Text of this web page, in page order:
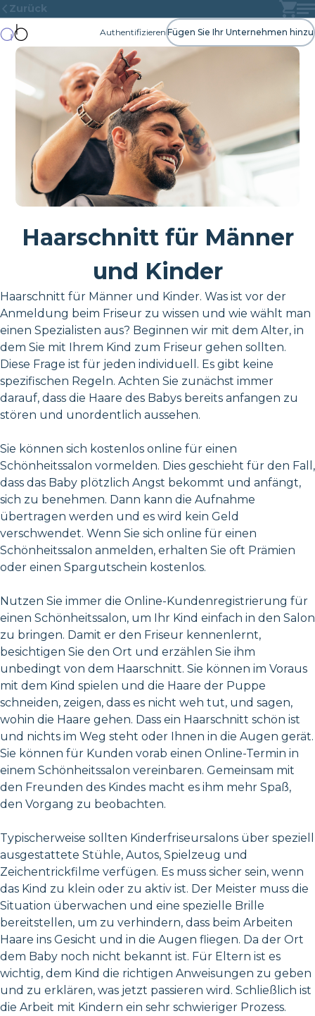
Zurück
Authentifizieren Fügen Sie Ihr Unternehmen hinzu
Haarschnitt für Männer
und Kinder
Haarschnitt für Männer und Kinder. Was ist vor der
Anmeldung beim Friseur zu wissen und wie wählt man
einen Spezialisten aus? Beginnen wir mit dem Alter, in
dem Sie mit Ihrem Kind zum Friseur gehen sollten.
Diese Frage ist für jeden individuell. Es gibt keine
spezifischen Regeln. Achten Sie zunächst immer
darauf, dass die Haare des Babys bereits anfangen zu
stören und unordentlich aussehen.
Sie können sich kostenlos online für einen
Schönheitssalon vormelden. Dies geschieht für den Fall,
dass das Baby plötzlich Angst bekommt und anfängt,
sich zu benehmen. Dann kann die Aufnahme
übertragen werden und es wird kein Geld
verschwendet. Wenn Sie sich online für einen
Schönheitssalon anmelden, erhalten Sie oft Prämien
oder einen Spargutschein kostenlos.
Nutzen Sie immer die Online-Kundenregistrierung für
einen Schönheitssalon, um Ihr Kind einfach in den Salon
zu bringen. Damit er den Friseur kennenlernt,
besichtigen Sie den Ort und erzählen Sie ihm
unbedingt von dem Haarschnitt. Sie können im Voraus
mit dem Kind spielen und die Haare der Puppe
schneiden, zeigen, dass es nicht weh tut, und sagen,
wohin die Haare gehen. Dass ein Haarschnitt schön ist
und nichts im Weg steht oder Ihnen in die Augen gerät.
Sie können für Kunden vorab einen Online-Termin in
einem Schönheitssalon vereinbaren. Gemeinsam mit
den Freunden des Kindes macht es ihm mehr Spaß,
den Vorgang zu beobachten.
Typischerweise sollten Kinderfriseursalons über speziell
ausgestattete Stühle, Autos, Spielzeug und
Zeichentrickfilme verfügen. Es muss sicher sein, wenn
das Kind zu klein oder zu aktiv ist. Der Meister muss die
Situation überwachen und eine spezielle Brille
bereitstellen, um zu verhindern, dass beim Arbeiten
Haare ins Gesicht und in die Augen fliegen. Da der Ort
dem Baby noch nicht bekannt ist. Für Eltern ist es
wichtig, dem Kind die richtigen Anweisungen zu geben
und zu erklären, was jetzt passieren wird. Schließlich ist
die Arbeit mit Kindern ein sehr schwieriger Prozess.